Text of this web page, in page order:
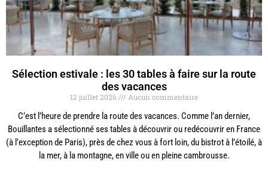
Sélection estivale : les 30 tables à faire sur la route
des vacances
12 juillet 2026 Aucun commentaire
C’est l’heure de prendre la route des vacances. Comme l’an dernier,
Bouillantes a sélectionné ses tables à découvrir ou redécouvrir en France
(à l’exception de Paris), près de chez vous à fort loin, du bistrot à l’étoilé, à
la mer, à la montagne, en ville ou en pleine cambrousse.